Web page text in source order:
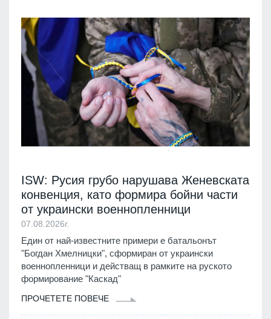
ISW: Русия грубо нарушава Женевската
конвенция, като формира бойни части
от украински военнопленници
07.08.2026г.
Един от най-известните примери е батальонът
"Богдан Хмелницки", сформиран от украински
военнопленници и действащ в рамките на руското
формирование "Каскад"
ПРОЧЕТЕТЕ ПОВЕЧЕ